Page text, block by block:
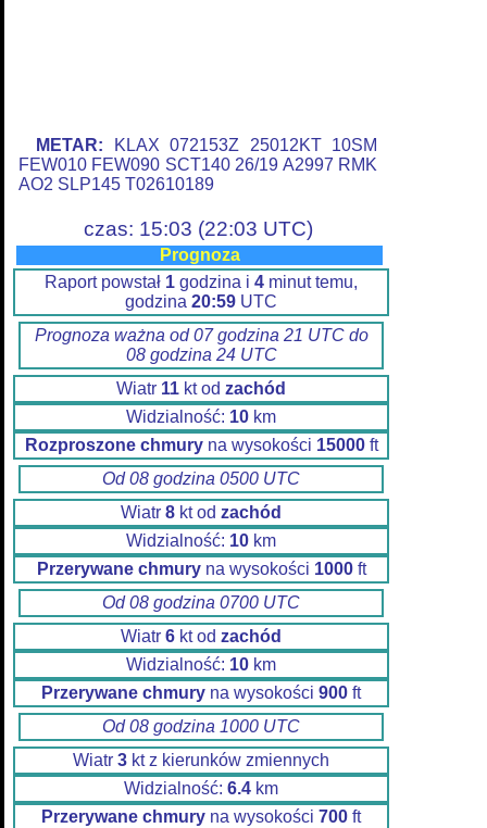
METAR: KLAX 072153Z 25012KT 10SM
FEW010 FEW090 SCT140 26/19 A2997 RMK
AO2 SLP145 T02610189
czas: 15:03 (22:03 UTC)
Prognoza
Raport powstał 1 godzina i 4 minut temu,
godzina 20:59 UTC
Prognoza ważna od 07 godzina 21 UTC do
08 godzina 24 UTC
Wiatr 11 kt od zachód
Widzialność: 10 km
Rozproszone chmuryna wysokości 15000ft
Od 08 godzina 0500 UTC
Wiatr 8 kt od zachód
Widzialność: 10 km
Przerywane chmuryna wysokości 1000ft
Od 08 godzina 0700 UTC
Wiatr 6 kt od zachód
Widzialność: 10 km
Przerywane chmury na wysokości 900 ft
Od 08 godzina 1000 UTC
Wiatr 3 kt z kierunków zmiennych
Widzialność: 6.4 km
Przerywane chmury na wysokości 700 ft